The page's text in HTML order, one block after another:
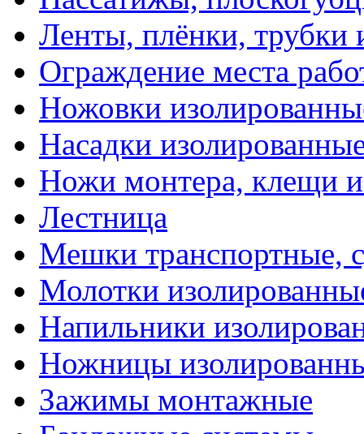
Ленты, плёнки, трубки
Ограждение места
Ножовки
Насадки
Ножи монтера, клещи
Лестница
Мешки транспортные,
Молотки
Напильники
Ножницы
Зажимы монтажные